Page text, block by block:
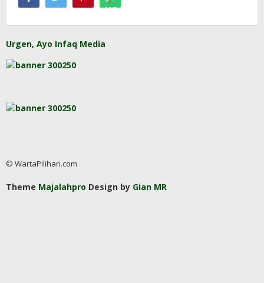
Urgen, Ayo Infaq Media
© WartaPilihan.com
Theme Majalahpro Design by Gian MR